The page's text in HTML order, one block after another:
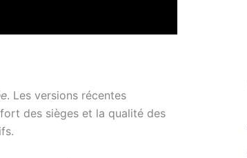
. Les versions récentes
des sièges et la qualité des